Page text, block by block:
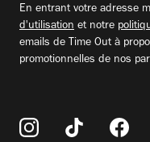
En entrant votre adresse
d'utilisation et notre
emails de Time Out à
promotionnelles de nos